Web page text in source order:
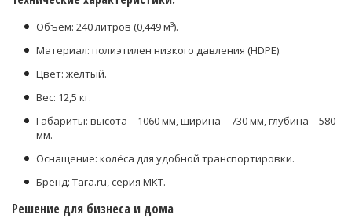
Объём: 240 литров (0,449 м³).
Материал: полиэтилен низкого давления (HDPE).
Цвет: жёлтый.
Вес: 12,5 кг.
Габариты: высота – 1060 мм, ширина – 730 мм, глубина – 580
мм.
Оснащение: колёса для удобной транспортировки.
Бренд: Tara.ru, серия МКТ.
Решение для бизнеса и дома